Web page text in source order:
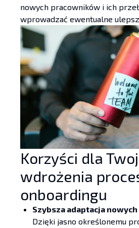
nowych pracowników i ich
wprowadzać ewentualne
Korzyści dla
wdrożenia
onboardingu
Szybsza adaptacja
Dzięki jasno określonemu